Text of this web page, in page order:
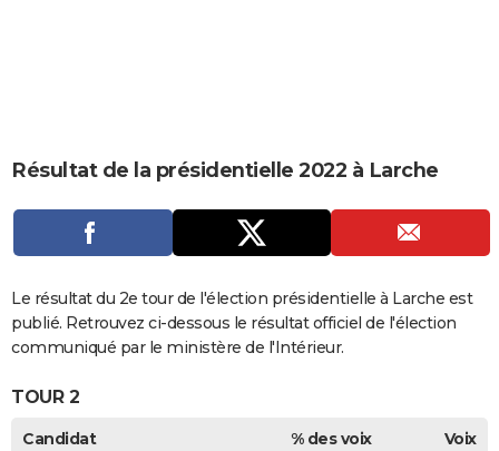
CARTE DE VOEUX
DICTIONNAIRE
Dictionnaire
Biographies
Expressions
Proverbes
PROGRAMME TV
COPAINS D'AVANT
Se connecter
Collèges
Universités
Entreprises
Service militaire
Avis de recherche
AVIS DE DÉCÈS
FORUM
Bricolage
Culture
Television
Voyage
Résultat de la présidentielle 2022 à Larche
Le résultat du 2e tour de l'élection présidentielle à Larche est
publié. Retrouvez ci-dessous le résultat officiel de l'élection
communiqué par le ministère de l'Intérieur.
TOUR 2
Candidat % des voix
Voix